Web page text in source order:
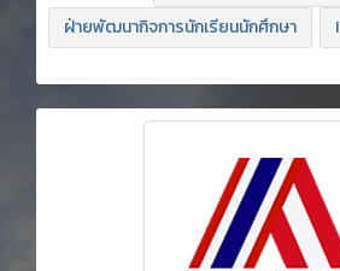
ฝ่ายพัฒนากิจการนักเรียนนักศึกษา